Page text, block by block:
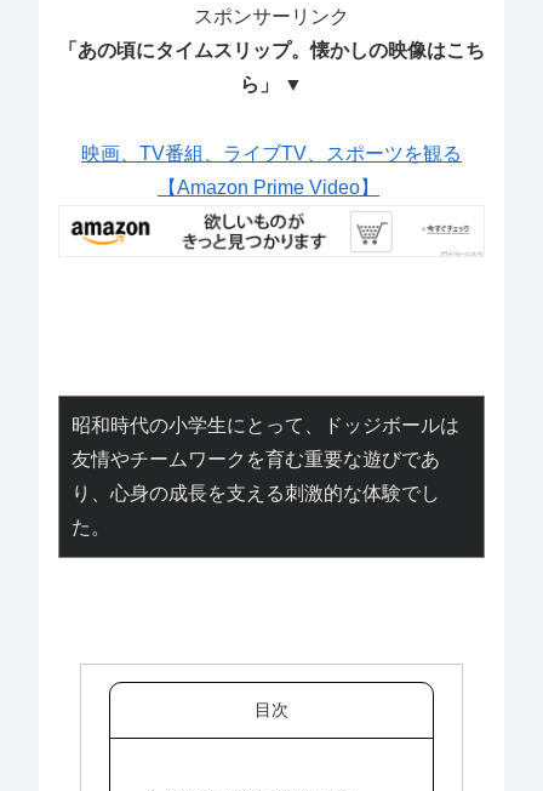
スポンサーリンク
「あの頃にタイムスリップ。懐かしの映像はこち
ら」 ▼
映画、TV番組、ライブTV、スポーツを観る
【Amazon Prime Video】
昭和時代の小学生にとって、ドッジボールは
友情やチームワークを育む重要な遊びであ
り、心身の成長を支える刺激的な体験でし
た。
目次